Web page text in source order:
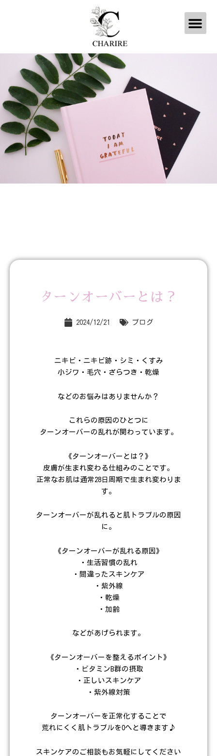
キ
メ
ターンオーバーとは？
2024/12/21 ブログ
ニキビ・ニキビ跡・シミ・くすみ
小ジワ・毛穴・ざらつき・乾燥
などのお悩みはありませんか？
これらの原因のひとつに
ターンオーバーの乱れが関わっています。
《ターンオーバーとは？》
皮膚が生まれ変わる仕組みのことです。
正常なお肌は通常28日周期で生まれ変わりま
す。
ターンオーバーが乱れると肌トラブルの原因
に。
《ターンオーバーが乱れる原因》
・生活習慣の乱れ
・間違ったスキンケア
・紫外線
・乾燥
・加齢
などがあげられます。
《ターンオーバーを整えるポイント》
・ビタミンB群の摂取
・正しいスキンケア
・紫外線対策
ターンオーバーを正常化することで
荒れにくく肌トラブルを0へと導きます♪
スキンケアのご相談もお気軽にしてください